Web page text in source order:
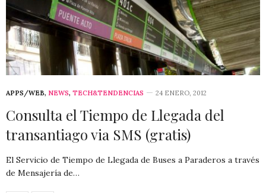
APPS/WEB, NEWS, TECH&TENDENCIAS 24 ENERO, 2012
Consulta el Tiempo de Llegada del
transantiago via SMS (gratis)
El Servicio de Tiempo de Llegada de Buses a Paraderos a través
de Mensajería de…